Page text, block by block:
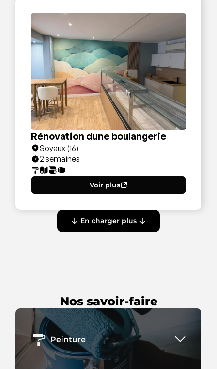
Rénovation dune boulangerie
Soyaux (16)
2 semaines
Voir plus
En charger plus
Nos savoir-faire
Peinture